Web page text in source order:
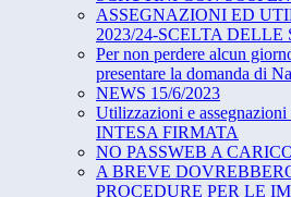
ASSEGNAZIONI ED
2023/24-SCELTA
Per non perdere alcun
presentare la domanda di
NEWS 15/6/2023
Utilizzazioni e
INTESA FIRMATA
NO PASSWEB A
A BREVE
PROCEDURE PER LE